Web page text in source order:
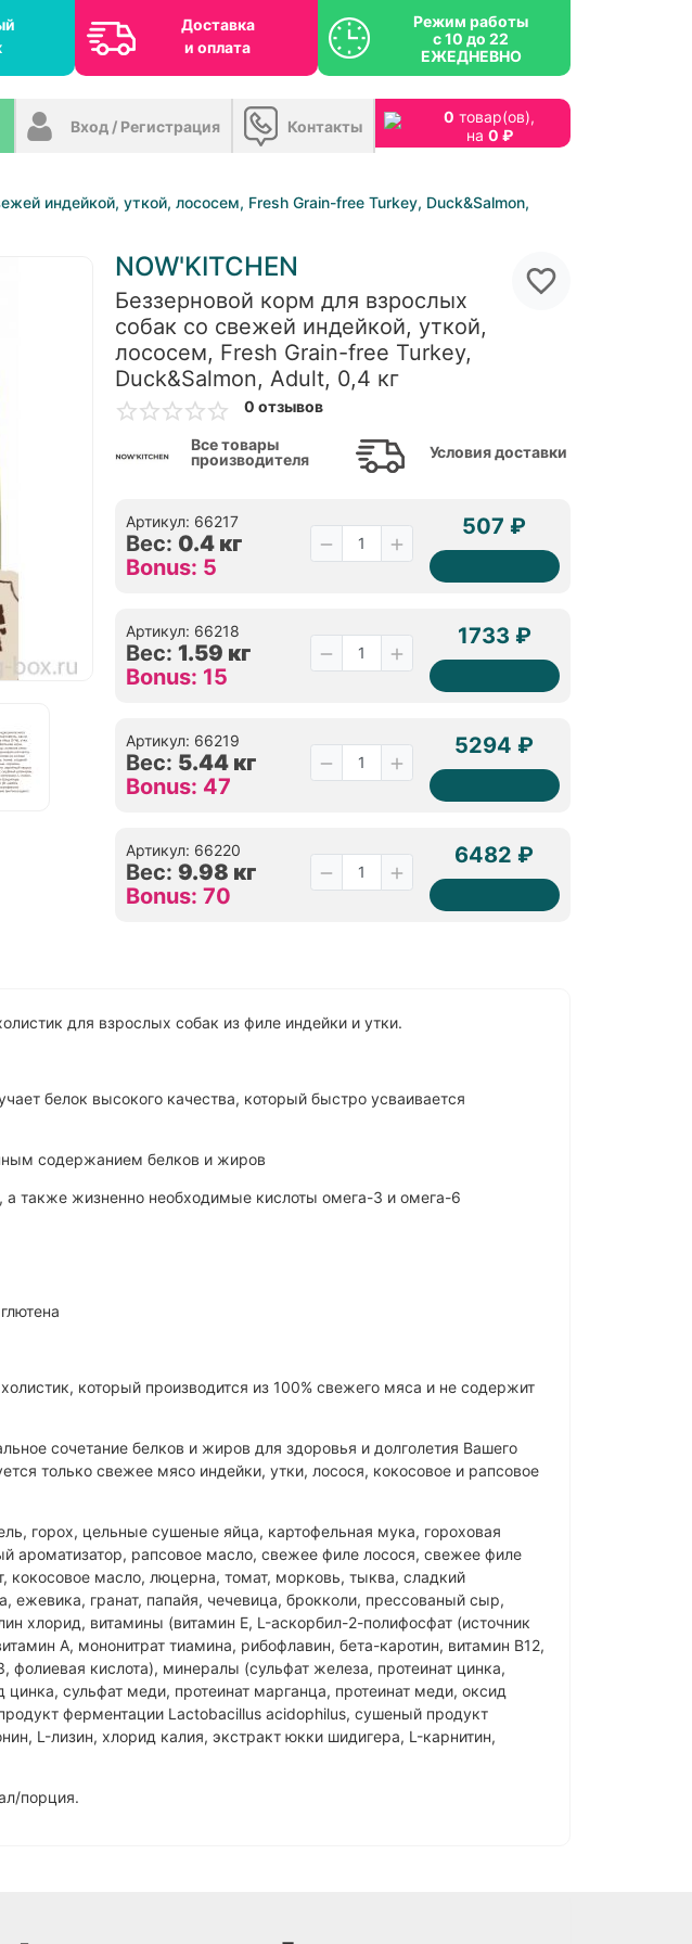
Доставка
и оплата
Режим работы
с 10 до 22
ЕЖЕДНЕВНО
0 товар(ов),
на 0 ₽
Вход / Регистрация Контакты
индейкой, уткой, лососем, Fresh Grain-free Turkey, Duck&Salmon,
NOW'KITCHEN
Беззерновой корм для взрослых
собак со свежей индейкой, уткой,
лососем, Fresh Grain-free Turkey,
Duck&Salmon, Adult, 0,4 кг
0 отзывов
Все товары
производителя
Условия доставки
Артикул: 66217
Вес: 0.4 кг
Bonus: 5
507 ₽
Артикул: 66218
Вес: 1.59 кг
Bonus: 15
1733 ₽
Артикул: 66219
Вес: 5.44 кг
Bonus: 47
5294 ₽
Артикул: 66220
Вес: 9.98 кг
Bonus: 70
6482 ₽
для взрослых собак из филе индейки и утки.
белок высокого качества, который быстро усваивается
содержанием белков и жиров
а также жизненно необходимые кислоты омега-3 и омега-6
который производится из 100% свежего мяса и не содержит
сочетание белков и жиров для здоровья и долголетия Вашего
только свежее мясо индейки, утки, лосося, кокосовое и рапсовое
горох, цельные сушеные яйца, картофельная мука, гороховая
ароматизатор, рапсовое масло, свежее филе лосося, свежее филе
кокосовое масло, люцерна, томат, морковь, тыква, сладкий
ежевика, гранат, папайя, чечевица, брокколи, прессованый сыр,
хлорид, витамины (витамин E, L-аскорбил-2-полифосфат (источник
A, мононитрат тиамина, рибофлавин, бета-каротин, витамин B12,
фолиевая кислота), минералы (сульфат железа, протеинат цинка,
сульфат меди, протеинат марганца, протеинат меди, оксид
ферментации Lactobacillus acidophilus, сушеный продукт
L-лизин, хлорид калия, экстракт юкки шидигера, L-карнитин,
порция.